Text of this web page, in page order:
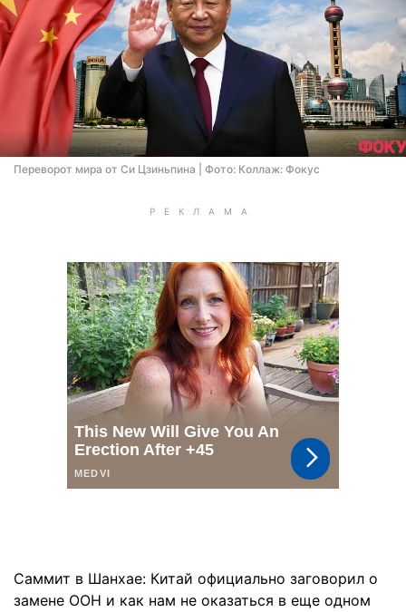
Переворот мира от Си Цзиньпина | Фото: Коллаж: Фокус
Саммит в Шанхае: Китай официально заговорил о
замене ООН и как нам не оказаться в еще одном